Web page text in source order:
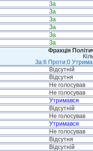
За
За
За
За
За
За
Фракція
За:6 Проти:0
Відсутній
Відсутня
Не голосував
Не голосував
Утримався
Відсутній
Не голосував
Утримався
Не голосував
Відсутня
Відсутній